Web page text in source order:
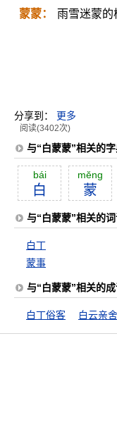
蒙蒙： 雨雪迷蒙
分享到： 更多
阅读(3402次)
与“白蒙蒙”相关的
bái
白
mĕng
蒙
与“白蒙蒙”相关的
白丁
蒙事
与“白蒙蒙”相关的
白丁俗客 白云亲舍